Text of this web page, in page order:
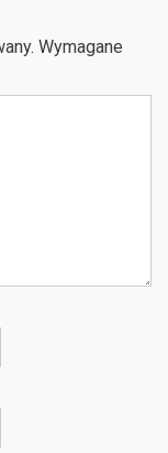
er es
Wymagane